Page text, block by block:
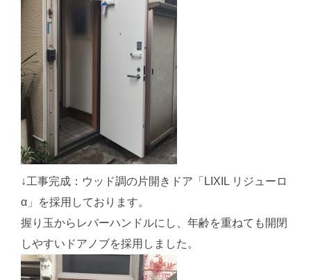
↓工事完成：ウッド調の片開きドア「LIXIL リジューロ
α」を採用しております。
握り玉からレバーハンドルにし、年齢を重ねても開閉
しやすいドアノブを採用しました。